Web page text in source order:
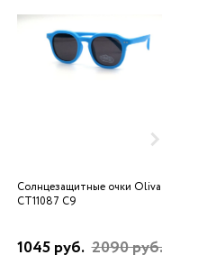
Солнцезащитные очки Oliva
СТ11087 С9
1045 руб. 2090 руб.